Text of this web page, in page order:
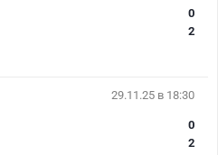
0
2
29.11.25 в 18:30
0
2